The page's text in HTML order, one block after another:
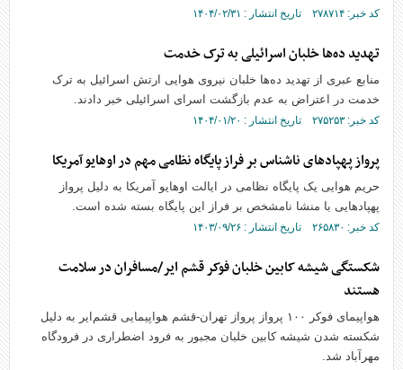
کد خبر: ۲۷۸۷۱۴ تاریخ انتشار : ۱۴۰۴/۰۲/۳۱
تهدید ده‌ها خلبان اسرائیلی به ترک خدمت
منابع عبری از تهدید ده‌ها خلبان نیروی هوایی ارتش اسرائیل به ترک
خدمت در اعتراض به عدم بازگشت اسرای اسرائیلی خبر دادند.
کد خبر: ۲۷۵۲۵۳ تاریخ انتشار : ۱۴۰۴/۰۱/۲۰
پرواز پهپادهای ناشناس بر فراز پایگاه نظامی مهم در اوهایو آمریکا
حریم هوایی یک پایگاه نظامی در ایالت اوهایو آمریکا به دلیل پرواز
پهپاد‌هایی با منشا نامشخص بر فراز این پایگاه بسته شده است.
کد خبر: ۲۶۵۸۳۰ تاریخ انتشار : ۱۴۰۳/۰۹/۲۶
شکستگی شیشه کابین خلبان فوکر قشم ایر/مسافران در سلامت
هستند
هواپیمای فوکر ۱۰۰ پرواز پرواز تهران-قشم هواپیمایی قشم‌ایر به دلیل
شکسته شدن شیشه کابین خلبان مجبور به فرود اضطراری در فرودگاه
مهرآباد شد.